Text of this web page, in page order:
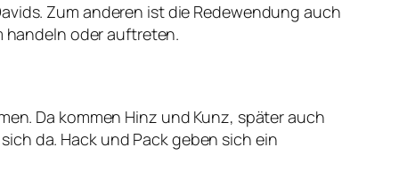
Zum anderen ist die Redewendung auch
handeln oder auftreten.
Da kommen Hinz und Kunz, später auch
da. Hack und Pack geben sich ein